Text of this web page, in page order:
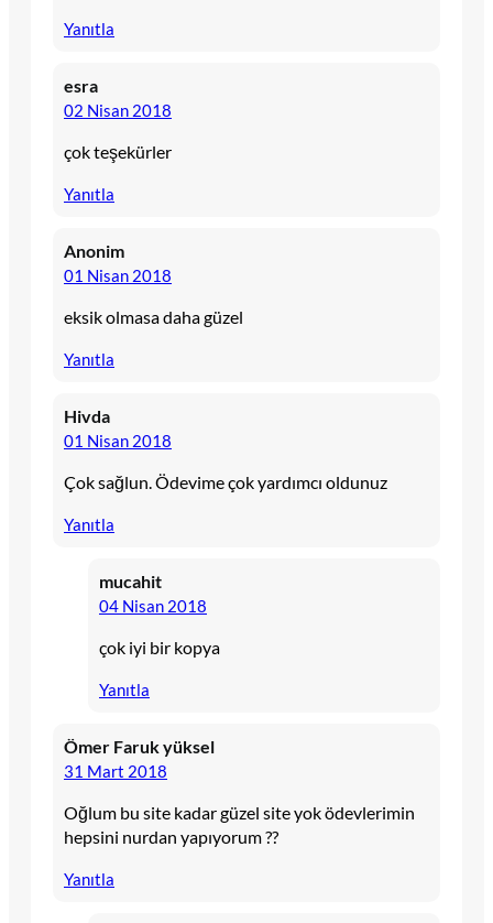
Yanıtla
esra
02 Nisan 2018
çok teşekürler
Yanıtla
Anonim
01 Nisan 2018
eksik olmasa daha güzel
Yanıtla
Hivda
01 Nisan 2018
Çok sağlun. Ödevime çok yardımcı oldunuz
Yanıtla
mucahit
04 Nisan 2018
çok iyi bir kopya
Yanıtla
Ömer Faruk yüksel
31 Mart 2018
Oğlum bu site kadar güzel site yok ödevlerimin
hepsini nurdan yapıyorum ??
Yanıtla